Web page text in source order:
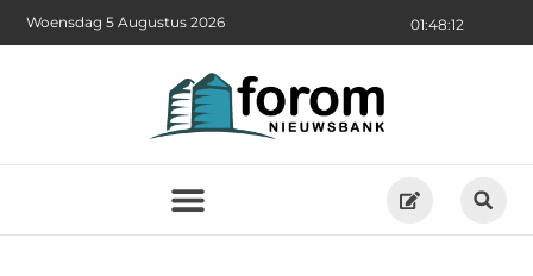
01:48:14
Woensdag 5 Augustus 2026